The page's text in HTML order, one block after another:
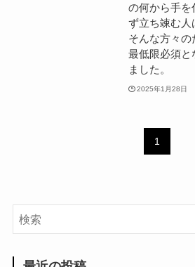
の何から手を
ず立ち竦む人
そんな方々
最低限必須と
ました。
2025年1月28日
1